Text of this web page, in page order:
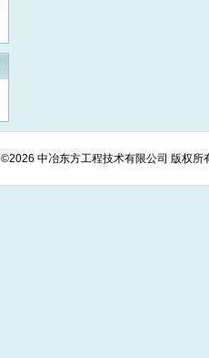
©2026 中冶东方工程技术有限公司 版权